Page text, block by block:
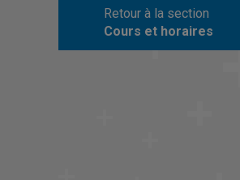
Retour à la section
Cours et horaires